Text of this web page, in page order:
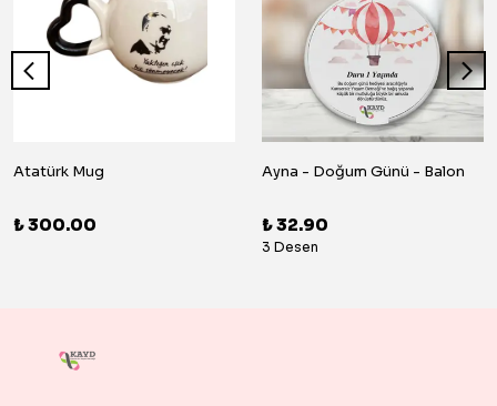
Atatürk Mug
₺ 300.00
Ayna - Doğum Günü - Balon
₺ 32.90
3 Desen